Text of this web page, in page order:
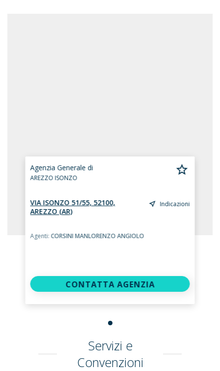
Agenzia Generale di
AREZZO ISONZO
VIA ISONZO 51/55, 52100,
AREZZO (AR)
Indicazioni
Agenti:CORSINI MANLORENZO ANGIOLO
CONTATTA AGENZIA
Servizi e
Convenzioni